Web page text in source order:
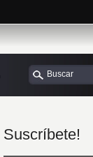
Suscríbete!